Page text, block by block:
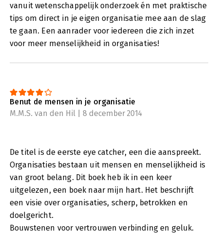
vanuit wetenschappelijk onderzoek én met praktische
tips om direct in je eigen organisatie mee aan de slag
te gaan. Een aanrader voor iedereen die zich inzet
voor meer menselijkheid in organisaties!
Benut de mensen in je organisatie
M.M.S. van den Hil | 8 december 2014
De titel is de eerste eye catcher, een die aanspreekt.
Organisaties bestaan uit mensen en menselijkheid is
van groot belang. Dit boek heb ik in een keer
uitgelezen, een boek naar mijn hart. Het beschrijft
een visie over organisaties, scherp, betrokken en
doelgericht.
Bouwstenen voor vertrouwen verbinding en geluk.